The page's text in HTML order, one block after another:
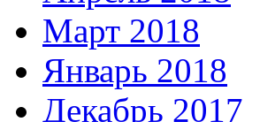
Март 2018
Январь 2018
Декабрь 2017